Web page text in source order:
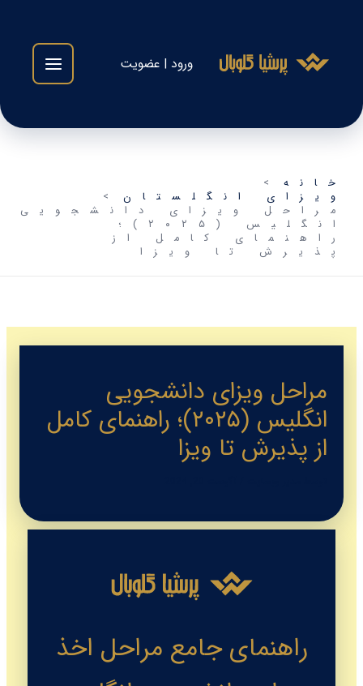
ورود | عضویت
خانه
ویزای انگلستان
مراحل ویزای دانشجویی
انگلیس (۲۰۲۵)؛
راهنمای کامل از
پذیرش تا ویزا
مراحل ویزای دانشجویی
انگلیس (۲۰۲۵)؛ راهنمای کامل
از پذیرش تا ویزا
راهنمای جامع مراحل اخذ